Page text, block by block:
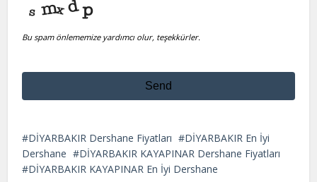
Bu spam önlememize yardımcı olur, teşekkürler.
Send
field
should
be
DİYARBAKIR Dershane Fiyatları
DİYARBAKIR En İyi
Dershane
DİYARBAKIR KAYAPINAR Dershane Fiyatları
DİYARBAKIR KAYAPINAR En İyi Dershane